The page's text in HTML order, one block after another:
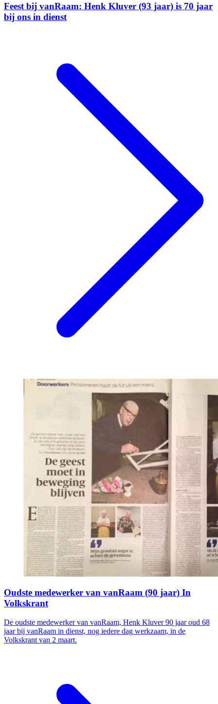
Feest bij vanRaam: Henk Kluver (93 jaar) is 70 jaar
bij ons in dienst
Oudste medewerker van vanRaam (90 jaar) In
Volkskrant
De oudste medewerker van vanRaam, Henk Kluver 90 jaar oud 68
jaar bij vanRaam in dienst, nog iedere dag werkzaam, in de
Volkskrant van 2 maart.